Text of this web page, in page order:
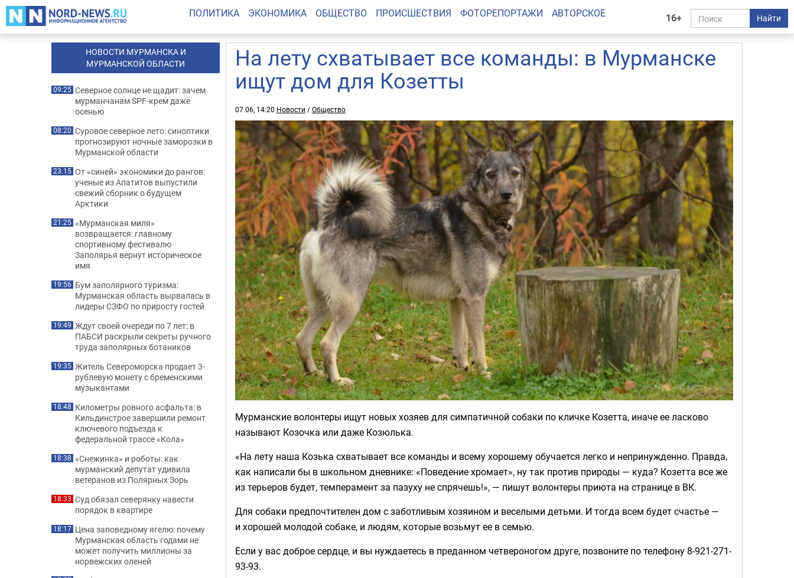
16+ Найти
ПОЛИТИКА ЭКОНОМИКА ОБЩЕСТВО ПРОИСШЕСТВИЯ ФОТОРЕПОРТАЖИ АВТОРСКОЕ
На лету схватывает все команды: в Мурманске
ищут дом для Козетты
07.06, 14:20 Новости /Общество
Мурманские волонтеры ищут новых хозяев для симпатичной собаки по кличке Козетта, иначе ее ласково
называют Козочка или даже Козюлька.
«На лету наша Козька схватывает все команды и всему хорошему обучается легко и непринужденно. Правда,
как написали бы в школьном дневнике: «Поведение хромает», ну так против природы — куда? Козетта все же
из терьеров будет, темперамент за пазуху не спрячешь!», — пишут волонтеры приюта на странице в ВК.
Для собаки предпочтителен дом с заботливым хозяином и веселыми детьми. И тогда всем будет счастье —
и хорошей молодой собаке, и людям, которые возьмут ее в семью.
Если у вас доброе сердце, и вы нуждаетесь в преданном четвероногом друге, позвоните по телефону 8-921-271-
93-93.
НОВОСТИ МУРМАНСКА И
МУРМАНСКОЙ ОБЛАСТИ
09:25 Северное солнце не щадит: зачем
мурманчанам SPF-крем даже
осенью
08:20 Суровое северное лето: синоптики
прогнозируют ночные заморозки в
Мурманской области
23:15 От «синей» экономики до рангов:
ученые из Апатитов выпустили
свежий сборник о будущем
Арктики
21:25 «Мурманская миля»
возвращается: главному
спортивному фестивалю
Заполярья вернут историческое
имя
19:56 Бум заполярного туризма:
Мурманская область вырвалась в
лидеры СЗФО по приросту гостей
19:49 Ждут своей очереди по 7 лет: в
ПАБСИ раскрыли секреты ручного
труда заполярных ботаников
19:35 Житель Североморска продает 3-
рублевую монету с бременскими
музыкантами
18:48 Километры ровного асфальта: в
Кильдинстрое завершили ремонт
ключевого подъезда к
федеральной трассе «Кола»
18:38 «Снежинка» и роботы: как
мурманский депутат удивила
ветеранов из Полярных Зорь
18:33 Суд обязал северянку навести
порядок в квартире
18:17 Цена заповедному ягелю: почему
Мурманская область годами не
может получить миллионы за
норвежских оленей